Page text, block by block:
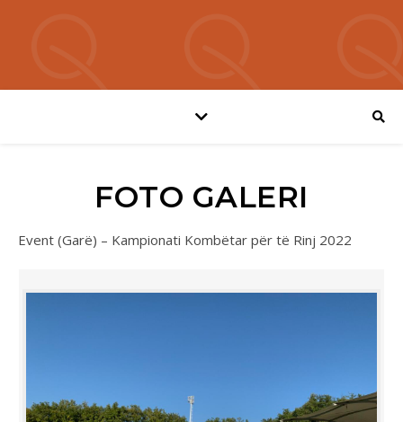
FOTO GALERI
Event (Garë) – Kampionati Kombëtar për të Rinj 2022